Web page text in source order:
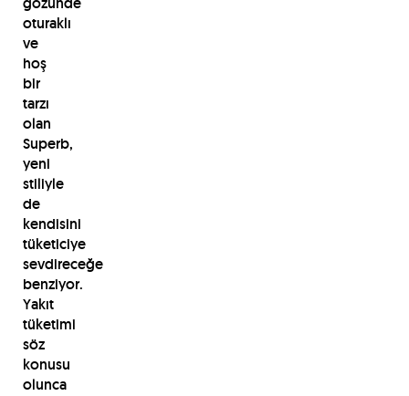
oturaklı
ve
hoş
bir
tarzı
olan
Superb,
yeni
stiliyle
de
kendisini
tüketiciye
sevdireceğe
benziyor.
Yakıt
tüketimi
söz
konusu
olunca